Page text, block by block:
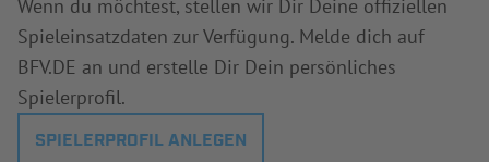
Wenn du möchtest, stellen wir Dir Deine offiziellen
Spieleinsatzdaten zur Verfügung. Melde dich auf
BFV.DE an und erstelle Dir Dein persönliches
Spielerprofil.
SPIELERPROFIL ANLEGEN